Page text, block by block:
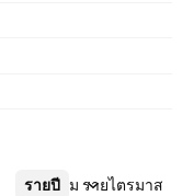
รายปี รายไตรมาส
เพิ่มเติม